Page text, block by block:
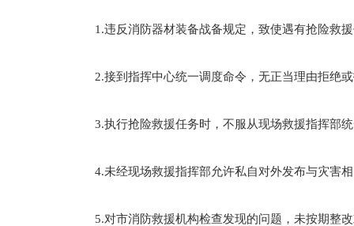
1.违反消防器材装备战备规定，致使遇有抢险救援
2.接到指挥中心统一调度命令，无正当理由拒绝或
3.执行抢险救援任务时，不服从现场救援指挥部统
4.未经现场救援指挥部允许私自对外发布与灾害相
5.对市消防救援机构检查发现的问题，未按期整改